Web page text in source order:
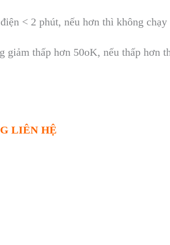
< 2 phút, nếu hơn thì không chạy
giảm thấp hơn 50oK, nếu thấp hơn
LIÊN HỆ